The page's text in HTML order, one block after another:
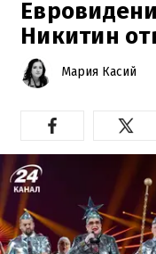
Никитин
Мария Касий